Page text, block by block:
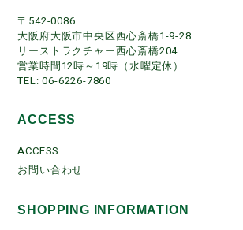
〒542-0086
大阪府大阪市中央区西心斎橋1-9-28
リーストラクチャー西心斎橋204
営業時間12時～19時（水曜定休）
TEL: 06-6226-7860
ACCESS
ACCESS
お問い合わせ
SHOPPING INFORMATION